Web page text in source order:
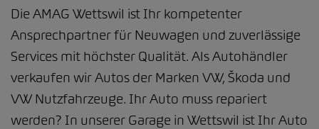
Die AMAG Wettswil ist Ihr kompetenter
Ansprechpartner für Neuwagen und zuverlässige
Services mit höchster Qualität. Als Autohändler
verkaufen wir Autos der Marken VW, Škoda und
VW Nutzfahrzeuge. Ihr Auto muss repariert
werden? In unserer Garage in Wettswil ist Ihr Auto